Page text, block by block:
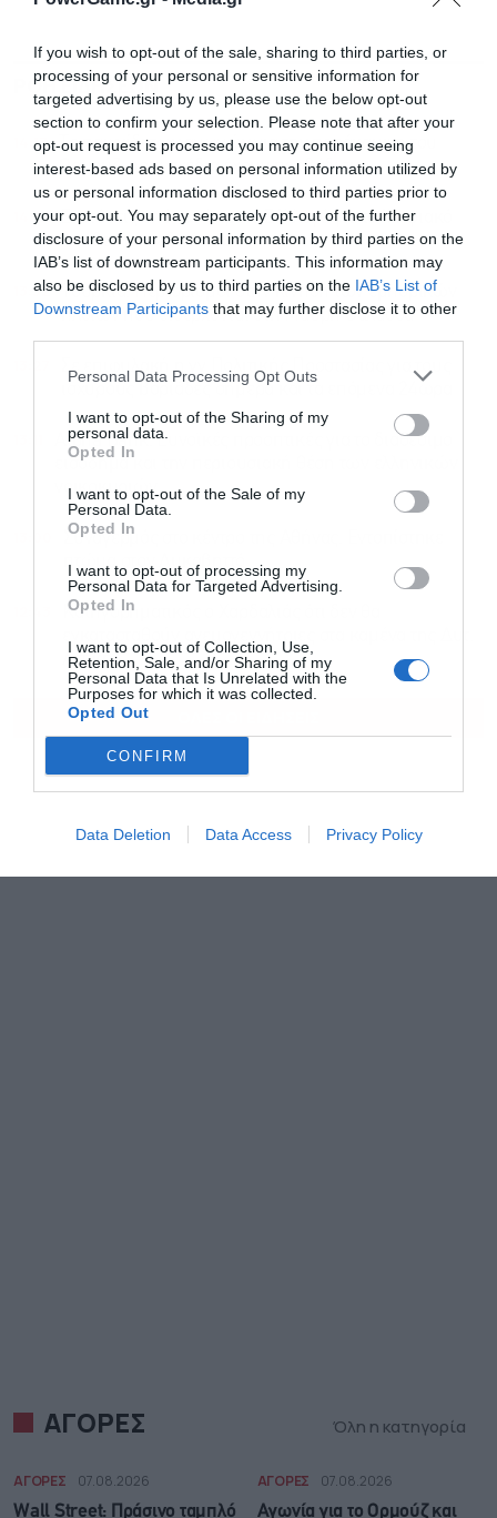
If you wish to opt-out of the sale, sharing to third parties, or
processing of your personal or sensitive information for
targeted advertising by us, please use the below opt-out
section to confirm your selection. Please note that after your
opt-out request is processed you may continue seeing
interest-based ads based on personal information utilized by
us or personal information disclosed to third parties prior to
your opt-out. You may separately opt-out of the further
disclosure of your personal information by third parties on the
IAB’s list of downstream participants. This information may
also be disclosed by us to third parties on the IAB’s List of
Downstream Participants that may further disclose it to other
Personal Data Processing Opt Outs
I want to opt-out of the Sharing of my
personal data.
Opted In
I want to opt-out of the Sale of my
Personal Data.
Opted In
I want to opt-out of processing my
Personal Data for Targeted Advertising.
Opted In
I want to opt-out of Collection, Use,
Retention, Sale, and/or Sharing of my
Personal Data that Is Unrelated with the
Purposes for which it was collected.
Opted Out
CONFIRM
Data Deletion Data Access Privacy Policy
ΡΟΗ ΕΙΔΗΣΕΩΝ ΔΗΜΟΦΙΛΗ
14:17 Το παιχνίδι των αγωγών για την παράκαμψη του
Ορμούζ, ποια σχέδια έχουν προβάδισμα
14:01 Ενστάσεις από τον Ιατρικό Σύλλογό για το Ψηφιακό
Αποθετήριο εξετάσεων
13:52 Τουρκία: Περιορισμοί στην κίνηση των εμπορικών
πλοίων που εισέρχονται στη Μαύρη Θάλασσα
Σε επιφυλακή η γγ Πολιτικής Προστασίας για τους
ισχυρούς βοριάδες σήμερα και τα επόμενα 24ωρα
Alpha Bank: Ευνοϊκές προοπτικές για το διαθέσιμο
εισόδημα και την περιουσιακή θέση των ελληνικών
νοικοκυριών
Συναγερμός στο κέντρο της Αθήνας: Εντοπίστηκε
πτώμα στον Λυκαβηττό
Κατηγορηματικός ο Χαρδαλιάς ότι δεν θα
Αττικής
ΑΓΟΡΕΣ Όλη η κατηγορία
ΑΓΟΡΕΣ 07.08.2026
Wall Street: Πράσινο ταμπλό
ΑΓΟΡΕΣ 07.08.2026
Αγωνία για το Ορμούζ και